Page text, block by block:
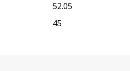
52.05
45